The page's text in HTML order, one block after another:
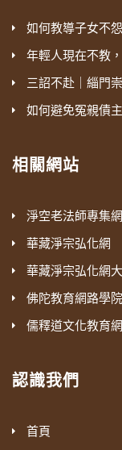
如何教導子女不
年輕人現在不教
三詔不赴｜緇門
如何避免冤親債
相關網站
淨空老法師專集網
華藏淨宗弘化網
華藏淨宗弘化網
佛陀教育網路學院
儒釋道文化教育網
認識我們
首頁